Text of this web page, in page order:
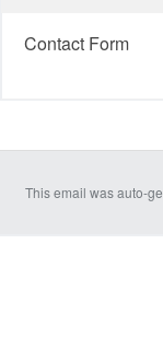
Contact Form
This email was auto-